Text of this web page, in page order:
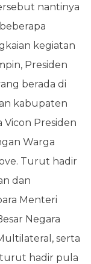
nantinya
kegiatan
Presiden
berada di
kabupaten
Vicon Presiden
Warga
Turut hadir
dan
Menteri
Negara
serta
turut hadir pula